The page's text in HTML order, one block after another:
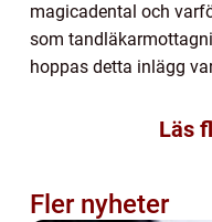
magicadental och
som
hoppas detta inlägg
Läs
Fler nyheter